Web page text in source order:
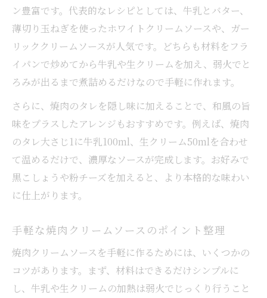
ン豊富です。代表的なレシピとしては、牛乳とバター、
薄切り玉ねぎを使ったホワイトクリームソースや、ガー
リッククリームソースが人気です。どちらも材料をフラ
イパンで炒めてから牛乳や生クリームを加え、弱火でと
ろみが出るまで煮詰めるだけなので手軽に作れます。
さらに、焼肉のタレを隠し味に加えることで、和風の旨
味をプラスしたアレンジもおすすめです。例えば、焼肉
のタレ大さじ1に牛乳100ml、生クリーム50mlを合わせ
て温めるだけで、濃厚なソースが完成します。お好みで
黒こしょうや粉チーズを加えると、より本格的な味わい
に仕上がります。
手軽な焼肉クリームソースのポイント整理
焼肉クリームソースを手軽に作るためには、いくつかの
コツがあります。まず、材料はできるだけシンプルに
し、牛乳や生クリームの加熱は弱火でじっくり行うこと